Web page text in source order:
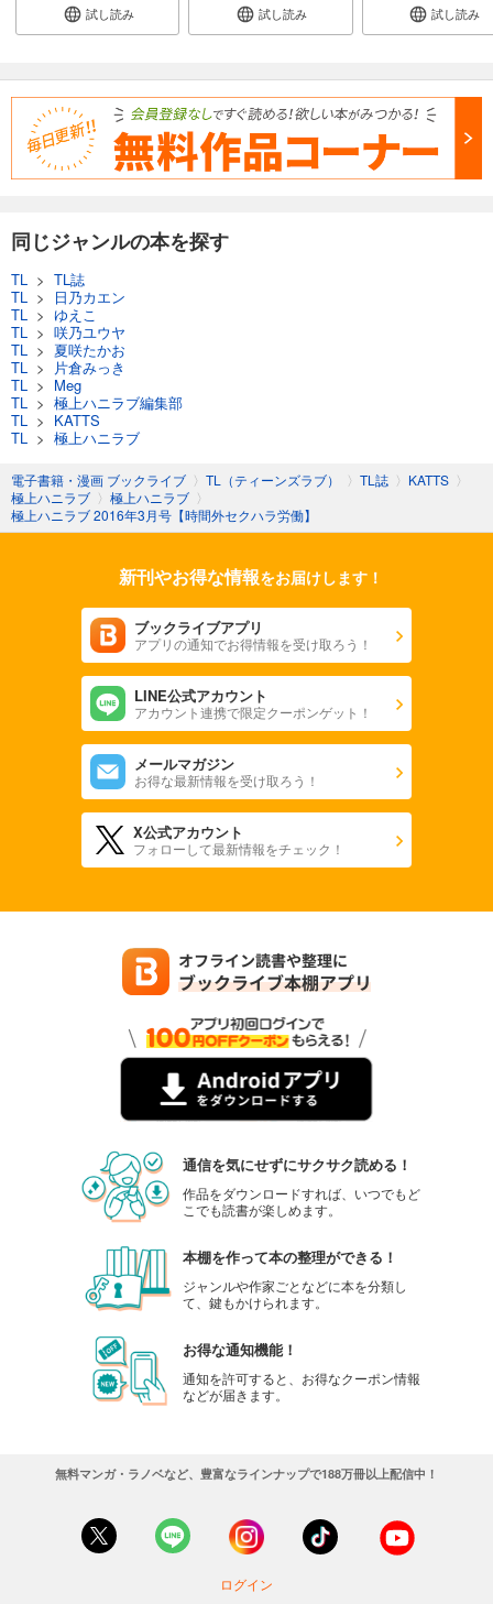
試し読み
極上ハニラブ 2023年9月号【きゅん愛】
550円 (税込)
完結
カート
試し読み
極上ハニラブ 2023年9月号【とろ甘】
完結
極上ハニラブ 2023年8月号【きゅん愛】
550
あらすじを表示する
550 円 (税込)
完結
あらすじを表示する
極上ハニラブ 2023年7月号【きゅん愛】
550円 (税込)
完結
あらすじを表示する
極上ハニラブ 2023年7月号【とろ甘】
カート
あらすじを表示する
極上ハニラブ 2023年6月号【きゅん愛】
550円 (税込)
極上ハニラブ 2023年6月号【とろ甘】
550円 (税込)
完結
あらすじを表示する
極上ハニラブ 2023年5月号【きゅん愛】
550
円 (税込)
完結
円 (税込)
試し読み 試し読み 試し読み
同じジャンルの本を探す
TL > TL誌
TL >
日乃カエン
TL > ゆえこ
TL > 咲乃ユウヤ
TL > 夏咲たかお
TL >
片倉みっき
TL > Meg
TL > 極上ハニラブ編集部
TL > KATTS
TL > 極上ハニラブ
電子書籍・漫画 ブックライブ 〉 TL（ティーンズラブ） 〉 TL誌 〉 KATTS 〉
極上ハニラブ 〉 極上ハニラブ 〉
極上ハニラブ 2016年3月号【時間外セクハラ労働】
新刊やお得な情報をお届けします！
ブックライブアプリ
アプリの通知でお得情報を受け取ろう！
LINE公式アカウント
アカウント連携で限定クーポンゲット！
メールマガジン
お得な最新情報を受け取ろう！
X公式アカウント
フォローして最新情報をチェック！
通信を気にせずにサクサク読める！
作品をダウンロードすれば、いつでもど
こでも読書が楽しめます。
本棚を作って本の整理ができる！
ジャンルや作家ごとなどに本を分類し
て、鍵もかけられます。
お得な通知機能！
通知を許可すると、お得なクーポン情報
などが届きます。
無料マンガ・ラノベなど、豊富なラインナップで188万冊以上配信中！
ログイン